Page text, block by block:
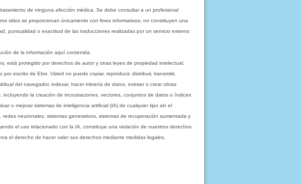
de ninguna afección médica. Se debe consultar a un profesional
sitios se proporcionan únicamente con fines informativos; no constituyen una
puntualidad o exactitud de las traducciones realizadas por un servicio externo
de la información aquí contenida.
está protegido por derechos de autor y otras leyes de propiedad intelectual.
escrito de Ebix. Usted no puede copiar, reproducir, distribuir, transmitir,
del navegador, indexar, hacer minería de datos, extraer o crear obras
la creación de incrustaciones, vectores, conjuntos de datos o índices
o mejorar sistemas de inteligencia artificial (IA) de cualquier tipo sin el
neuronales, sistemas generativos, sistemas de recuperación aumentada y
el uso relacionado con la IA, constituye una violación de nuestros derechos
el derecho de hacer valer sus derechos mediante medidas legales,